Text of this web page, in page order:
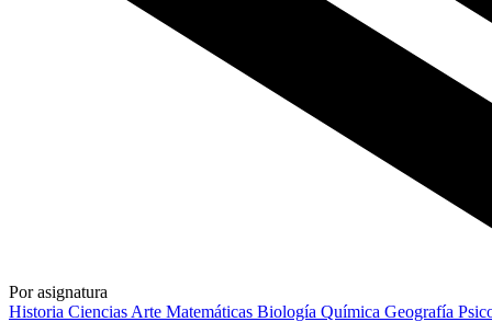
Por asignatura
Historia Ciencias Arte Matemáticas Biología Química Geografía